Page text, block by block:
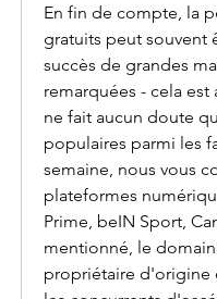
En fin de compte, la
gratuits peut souvent
succès de grandes
remarquées - cela
ne fait aucun doute
populaires parmi les
semaine, nous vous
plateformes
Prime, beIN Sport,
mentionné, le
propriétaire d'origine